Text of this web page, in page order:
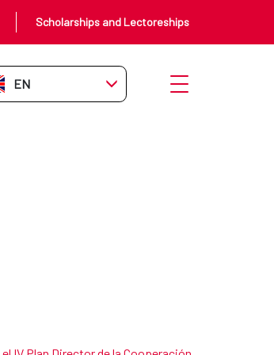
Scholarships and Lectoreships
EN-GB Open menu